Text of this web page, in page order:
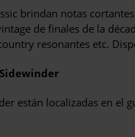
brindan notas
de finales de la
resonantes etc.
están localizadas en el